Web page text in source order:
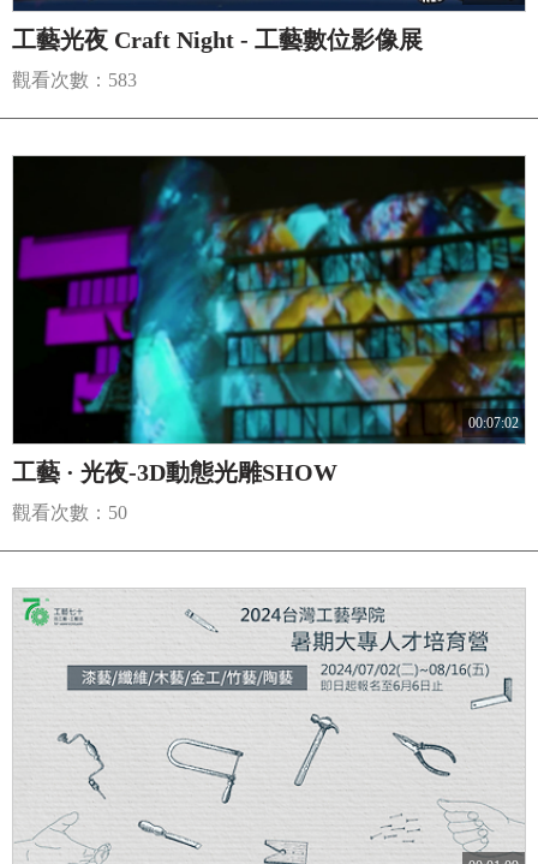
工藝光夜 Craft Night - 工藝數位影像展
觀看次數：583
00:07:02
工藝 · 光夜-3D動態光雕SHOW
觀看次數：50